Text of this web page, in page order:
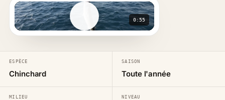
0:55
ESPÈCE
Chinchard
SAISON
Toute l'année
MILIEU NIVEAU